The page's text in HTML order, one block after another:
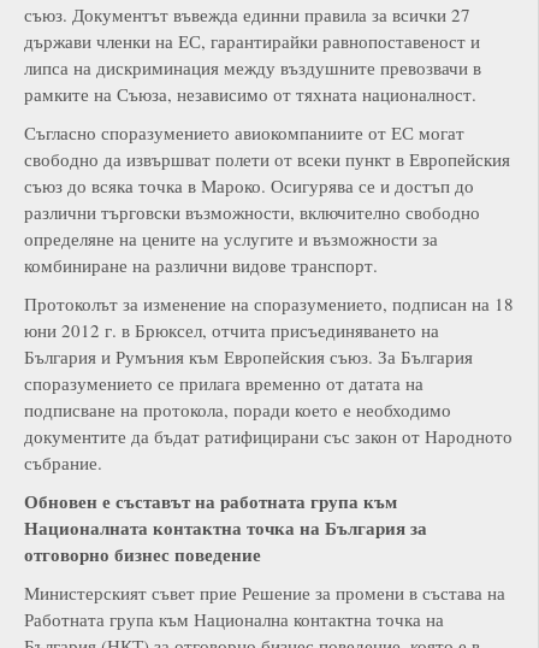
съюз. Документът въвежда единни правила за всички 27
държави членки на ЕС, гарантирайки равнопоставеност и
липса на дискриминация между въздушните превозвачи в
рамките на Съюза, независимо от тяхната националност.
Съгласно споразумението авиокомпаниите от ЕС могат
свободно да извършват полети от всеки пункт в Европейския
съюз до всяка точка в Мароко. Осигурява се и достъп до
различни търговски възможности, включително свободно
определяне на цените на услугите и възможности за
комбиниране на различни видове транспорт.
Протоколът за изменение на споразумението, подписан на 18
юни 2012 г. в Брюксел, отчита присъединяването на
България и Румъния към Европейския съюз. За България
споразумението се прилага временно от датата на
подписване на протокола, поради което е необходимо
документите да бъдат ратифицирани със закон от Народното
събрание.
Обновен е съставът на работната група към
Националната контактна точка на България за
отговорно бизнес поведение
Министерският съвет прие Решение за промени в състава на
Работната група към Национална контактна точка на